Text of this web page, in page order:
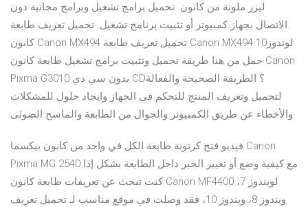
ليزر ملونة من كانون. تحميل برامج تشغيل وبرامج مجانية دون
الاتصال بجهاز كمبيوتر أو تثبيت برنامج تشغيل. تحميل تعريف طابعة
كانون Canon MX494 تحميل تعريف طابعة Canon MX494 لوندوز10
حمل من هنا طريقة تحميل وتثبيت برامج تشغيل طابعة كانون Canon
Pixma G3010 بدون سي دي CD؟ الطريقة الصحيحة والفعالة
لتحميل وتعريف المنتج للتحكم فى الجهاز وايجاد حلول للمشكلات
والأخطاء عن طريق الكمبيوتر والجوال من الطابعة والماسح الضوئى
فيديو فتح كرتونة طابعة الكل في واحد من كانون بيكسما Canon
Pixma MG 2540 مع كيفية وضع أو تغيير الحبر داخل الطابعة بشكل إذا
كنت تبحث عن تعريفات طابعة كانون Canon MF4400 لويندوز 7،
ويندوز 8، ويندوز 10، فقد وصلت في موقع مناسب لـ تحميل تعريف